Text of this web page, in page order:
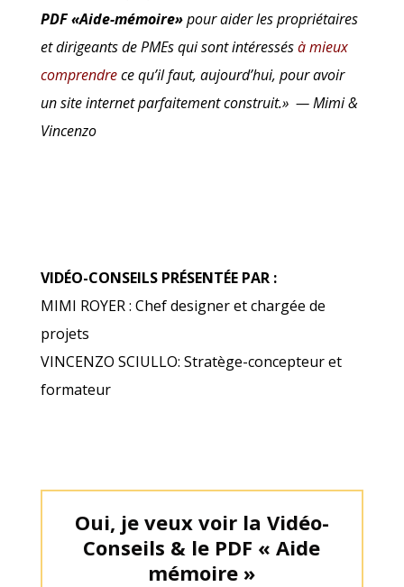
PDF «Aide-mémoire»pour aider les propriétaires
et dirigeants de PMEs qui sont intéressésà mieux
comprendrece qu’il faut, aujourd’hui, pour avoir
un site internet parfaitement construit.» — Mimi &
Vincenzo
VIDÉO-CONSEILS PRÉSENTÉE PAR :
MIMI ROYER : Chef designer et chargée de
projets
VINCENZO SCIULLO: Stratège-concepteur et
formateur
Oui, je veux voir la Vidéo-
Conseils & le PDF « Aide
mémoire »